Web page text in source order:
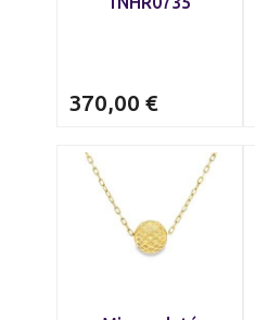
370,00 €